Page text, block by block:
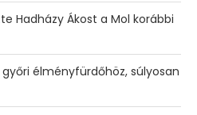
Hadházy Ákost a Mol korábbi
élményfürdőhöz, súlyosan